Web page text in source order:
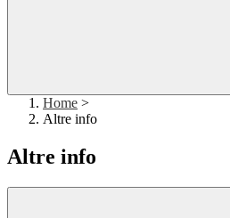
Home >
Altre info
Altre info